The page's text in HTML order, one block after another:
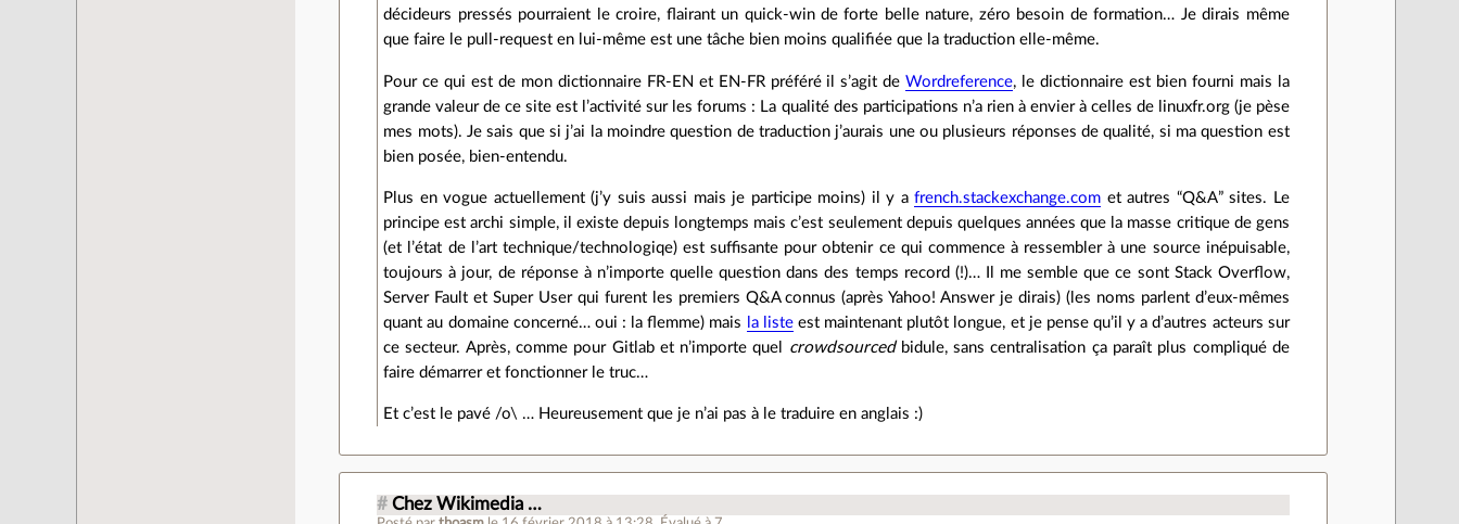
décideurs pressés pourraient le croire, flairant un quick-win de forte belle nature, zéro besoin de formation… Je dirais même
que faire le pull-request en lui-même est une tâche bien moins qualifiée que la traduction elle-même.
Pour ce qui est de mon dictionnaire FR-EN et EN-FR préféré il s’agit deWordreference, le dictionnaire est bien fourni mais la
grande valeur de ce site est l’activité sur les forums : La qualité des participations n’a rien à envier à celles de linuxfr.org (je pèse
mes mots). Je sais que si j’ai la moindre question de traduction j’aurais une ou plusieurs réponses de qualité, si ma question est
bien posée, bien-entendu.
Plus en vogue actuellement (j’y suis aussi mais je participe moins) il y afrench.stackexchange.com et autres “Q&A” sites. Le
principe est archi simple, il existe depuis longtemps mais c’est seulement depuis quelques années que la masse critique de gens
(et l’état de l’art technique/technologiqe) est suffisante pour obtenir ce qui commence à ressembler à une source inépuisable,
toujours à jour, de réponse à n’importe quelle question dans des temps record (!)… Il me semble que ce sont Stack Overflow,
Server Fault et Super User qui furent les premiers Q&A connus (après Yahoo! Answer je dirais) (les noms parlent d’eux-mêmes
quant au domaine concerné… oui : la flemme) mais
la listeest maintenant plutôt longue, et je pense qu’il y a d’autres acteurs sur
ce secteur. Après, comme pour Gitlab et n’importe quel crowdsourcedbidule, sans centralisation ça paraît plus compliqué de
faire démarrer et fonctionner le truc…
Et c’est le pavé /o\ … Heureusement que je n’ai pas à le traduire en anglais :)
# Chez Wikimedia …